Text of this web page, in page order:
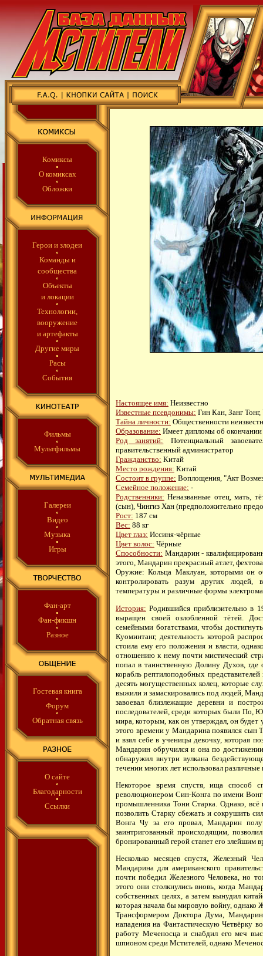
Комиксы
О комиксах
Обложки
Герои и злодеи
Команды и
сообщества
Объекты
и локации
Технологии,
вооружение
и артефакты
Другие миры
Расы
События
Фильмы
Мультфильмы
Галереи
Видео
Музыка
Игры
Фан-арт
Фан-фикшн
Разное
Гостевая книга
Форум
Обратная связь
О сайте
Благодарности
Ссылки
Настоящее имя: Неизвестно
Известные псевдонимы: Гин Кан, Занг Тонг,
Тайна личности: Общественности
Образование: Имеет дипломы об окончании
Род занятий: Потенциальный
правительственный администратор
Гражданство: Китай
Место рождения: Китай
Состоит в группе: Воплощения, "Акт
Семейное положение: -
Родственники: Неназванные отец, мать,
(сын), Чингиз Хан (предположительно
Рост: 187 см
Вес: 88 кг
Цвет глаз: Иссиня-чёрные
Цвет волос: Чёрные
Способности: Мандарин -
этого, Мандарин прекрасный атлет,
Оружие: Кольца Маклуан, которыми он
контролировать разум других людей,
температуры и различные формы
История: Родившийся приблизительно в
выращен своей озлобленной тётей.
семейными богатствами, чтобы
Куоминтанг, деятельность которой
стоила ему его положения и власти,
отношению к нему почти мистический
попал в таинственную Долину Духов, где
корабль рептилоподобных
десять могущественных колец, которые
выжили и замаскировались под людей,
завоевал близлежащие деревни и
последователей, среди которых были По,
мира, которым, как он утверждал, он
этого времени у Мандарина появился сын
и взял себе в ученицы девочку, которая
Мандарин обручился и она по
обнаружил внутри вулкана
течении многих лет использовал
Некоторое время спустя, ища способ
революционером Син-Конга по имени Вонг
промышленника Тони Старка. Однако,
позволить Старку сбежать и сокрушить
Вонга Чу за его провал, Мандарин
заинтригованный происходящим,
бронированный герой станет его злейшим
Несколько месяцев спустя, Железный
Мандарина для американского
почти победил Железного Человека, но
этого они столкнулись вновь, когда
собственных целях, а затем вынудил
которая начала бы мировую войну, однако
Трансформером Доктора Дума,
нападения на Фантастическую Четвёрку
работу Меченосца и снабдил его меч
шпионом среди Мстителей, однако